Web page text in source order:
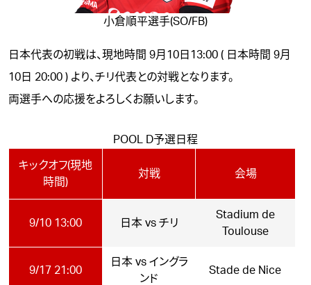
小倉順平選手(SO/FB)
日本代表の初戦は、現地時間 9月10日13:00 ( 日本時間 9月
10日 20:00 ) より、チリ代表との対戦となります。
両選手への応援をよろしくお願いします。
POOL D予選日程
キックオフ(現地
時間)
対戦 会場
9/10 13:00 日本 vs チリ
Stadium de
Toulouse
9/17 21:00
日本 vs イングラ
ンド
Stade de Nice